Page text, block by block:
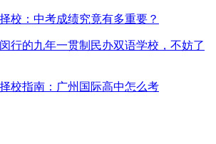
校：中考成绩究竟有多重要？
行的九年一贯制民办双语学校，不妨了
校指南：广州国际高中怎么考